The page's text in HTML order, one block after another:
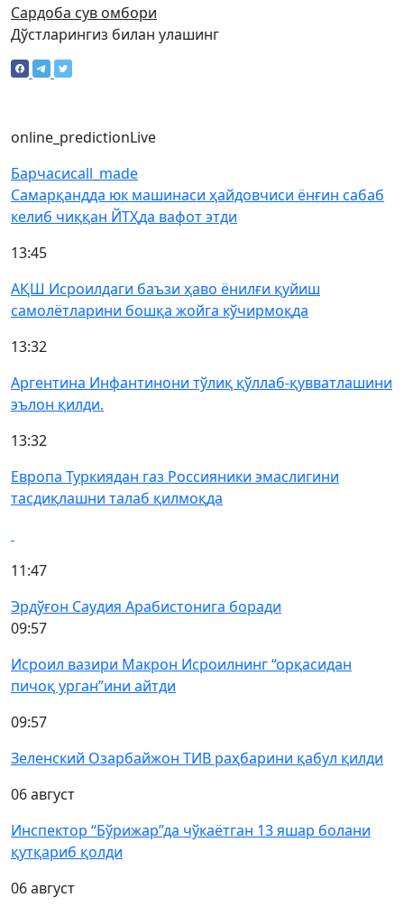
Сардоба сув омбори
Дўстларингиз билан улашинг
online_predictionLive
Барчасиcall_made
Самарқандда юк машинаси ҳайдовчиси ёнғин сабаб
келиб чиққан ЙТҲда вафот этди
13:45
АҚШ Исроилдаги баъзи ҳаво ёнилғи қуйиш
самолётларини бошқа жойга кўчирмоқда
13:32
Аргентина Инфантинони тўлиқ қўллаб-қувватлашини
эълон қилди.
13:32
Европа Туркиядан газ Россияники эмаслигини
тасдиқлашни талаб қилмоқда
11:47
Эрдўғон Саудия Арабистонига боради
09:57
Исроил вазири Макрон Исроилнинг “орқасидан
пичоқ урган”ини айтди
09:57
Зеленский Озарбайжон ТИВ раҳбарини қабул қилди
06 август
Инспектор “Бўрижар”да чўкаётган 13 яшар болани
қутқариб қолди
06 август